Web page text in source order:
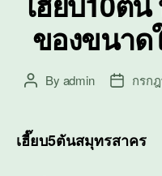
ของขนา
PostBy admin
Postกรก
เฮี๊ยบ5ตันสมุทรสาคร